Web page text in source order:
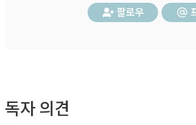
팔로우
독자 의견